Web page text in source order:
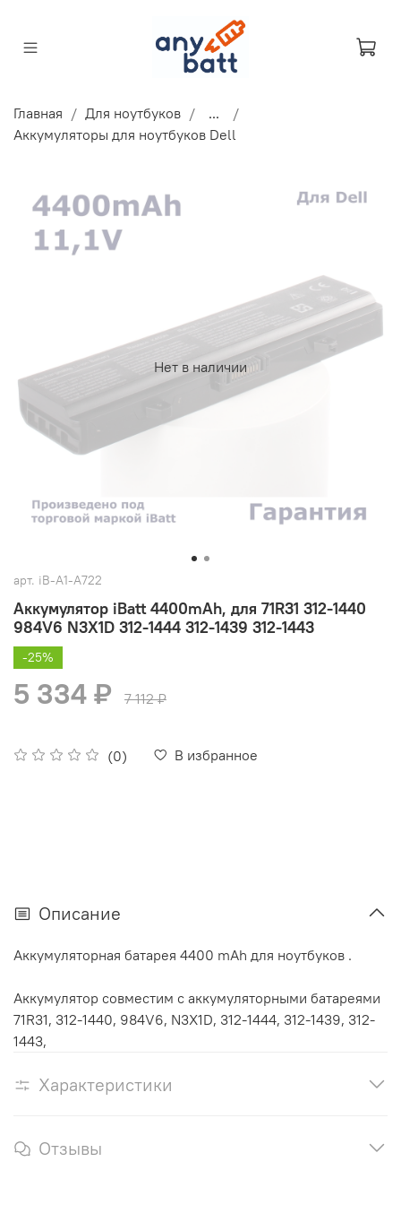
Главная Для ноутбуков
...
Аккумуляторы для ноутбуков Dell
Нет в наличии
арт. iB-A1-A722
Аккумулятор iBatt 4400mAh, для 71R31 312-1440
984V6 N3X1D 312-1444 312-1439 312-1443
(0) В избранное
-25%
5 334 ₽ 7 112 ₽
Описание
Аккумуляторная батарея 4400 mAh для ноутбуков .
Аккумулятор cовместим с аккумуляторными батареями
71R31, 312-1440, 984V6, N3X1D, 312-1444, 312-1439, 312-
1443,
Характеристики
Отзывы